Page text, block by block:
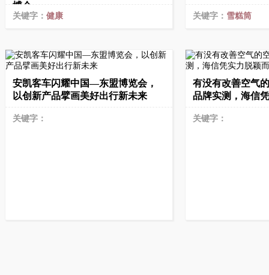
博会
关键字： 健康 关键字： 雪糕筒
安凯客车闪耀中国—东盟博览会，
以创新产品擘画美好出行新未来
关键字：
有没有改善空气
品牌实测，海信
关键字：